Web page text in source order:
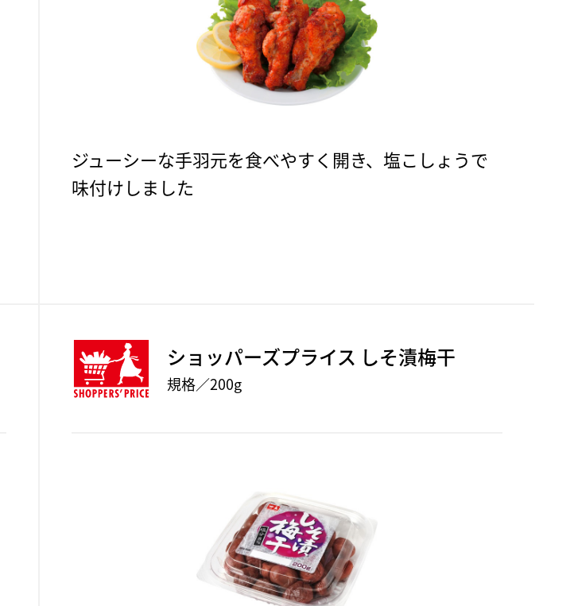
ジューシーな手羽元を食べやすく開き、塩こしょうで
味付けしました
ショッパーズプライス しそ漬梅干
規格／200g